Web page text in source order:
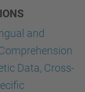
and
Data, Cross-